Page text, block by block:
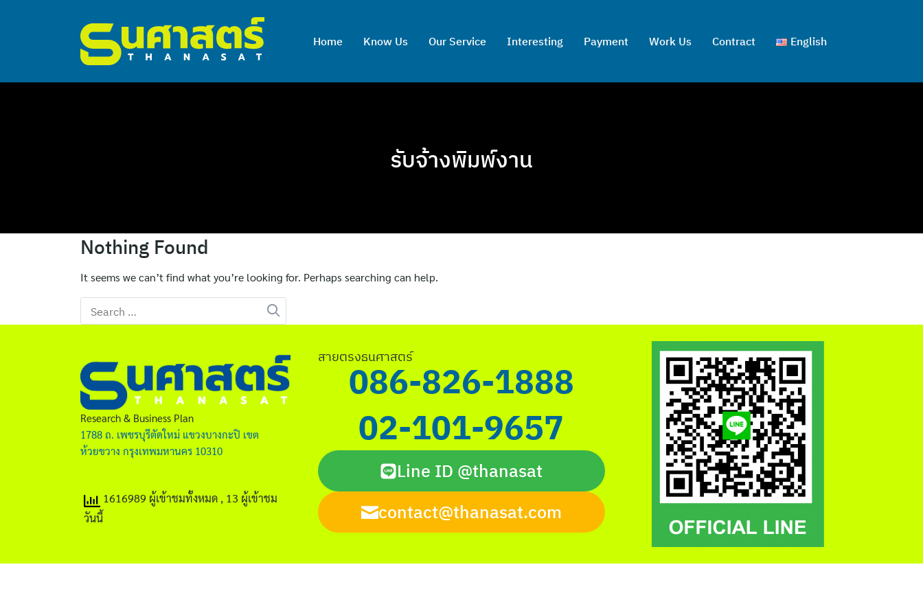
Home Know Us Our Service Interesting Payment Work Us Contract English
English
for:
รับจ้างพิมพ์งาน
Nothing Found
It seems we can’t find what you’re looking for. Perhaps searching can help.
Search
for:
Research & Business Plan
1788 ถ. เพชรบุรีตัดใหม่ แขวงบางกะปิ เขต
ห้วยขวาง กรุงเทพมหานคร 10310
1616989 ผู้เข้าชมทั้งหมด , 13 ผู้เข้าชม
วันนี้
สายตรงธนศาสตร์
086-826-1888
02-101-9657
Line ID @thanasat
contact@thanasat.com